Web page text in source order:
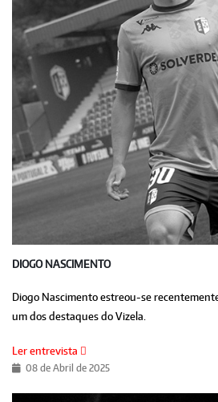
DIOGO NASCIMENTO
Diogo Nascimento estreou-se
um dos destaques do Vizela.
Ler entrevista
08 de Abril de 2025